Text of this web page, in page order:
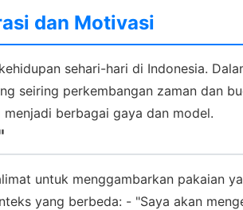
dan Motivasi
sehari-hari di Indonesia.
seiring perkembangan zaman dan
berbagai gaya dan model.
untuk menggambarkan pakaian
yang berbeda: - "Saya akan